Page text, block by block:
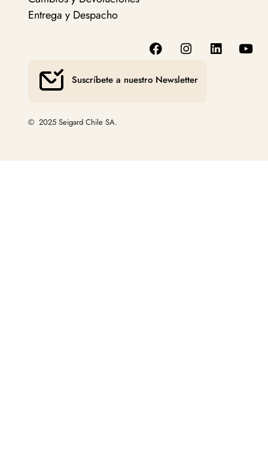
Entrega y Despacho
Suscríbete a nuestro Newsletter
© 2025 Seigard Chile SA.